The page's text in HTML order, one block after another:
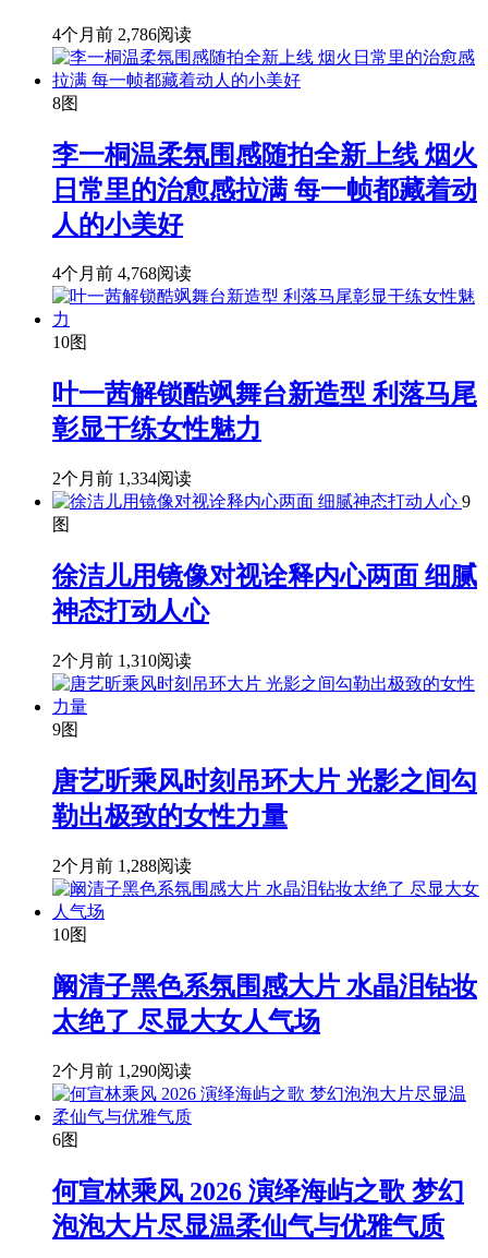
4个月前 2,786阅读
8图
李一桐温柔氛围感随拍全新上线 烟火
日常里的治愈感拉满 每一帧都藏着动
人的小美好
4个月前 4,768阅读
10图
叶一茜解锁酷飒舞台新造型 利落马尾
彰显干练女性魅力
2个月前 1,334阅读
9
图
徐洁儿用镜像对视诠释内心两面 细腻
神态打动人心
2个月前 1,310阅读
9图
唐艺昕乘风时刻吊环大片 光影之间勾
勒出极致的女性力量
2个月前 1,288阅读
10图
阚清子黑色系氛围感大片 水晶泪钻妆
太绝了 尽显大女人气场
2个月前 1,290阅读
6图
何宣林乘风 2026 演绎海屿之歌 梦幻
泡泡大片尽显温柔仙气与优雅气质